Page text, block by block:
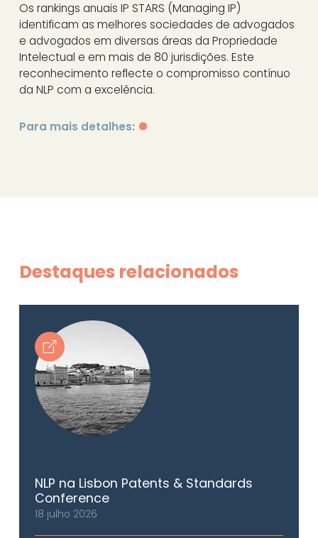
Os rankings anuais IP STARS (Managing IP)
identificam as melhores sociedades de advogados
e advogados em diversas áreas da Propriedade
Intelectual e em mais de 80 jurisdições. Este
reconhecimento reflecte o compromisso contínuo
da NLP com a excelência.
Para mais detalhes:
Destaques relacionados
NLP na Lisbon Patents & Standards
Conference
18 julho 2026